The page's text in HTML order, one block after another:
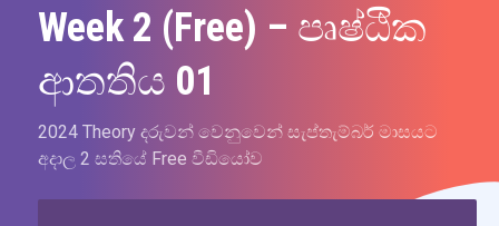
Week 2 (Free) – පෘෂ්ඨික
ආතතිය 01
2024 Theory දරුවන් වෙනුවෙන් සැප්තැම්බර් මාසයට
අදාල 2 සතියේ Free වීඩියෝව